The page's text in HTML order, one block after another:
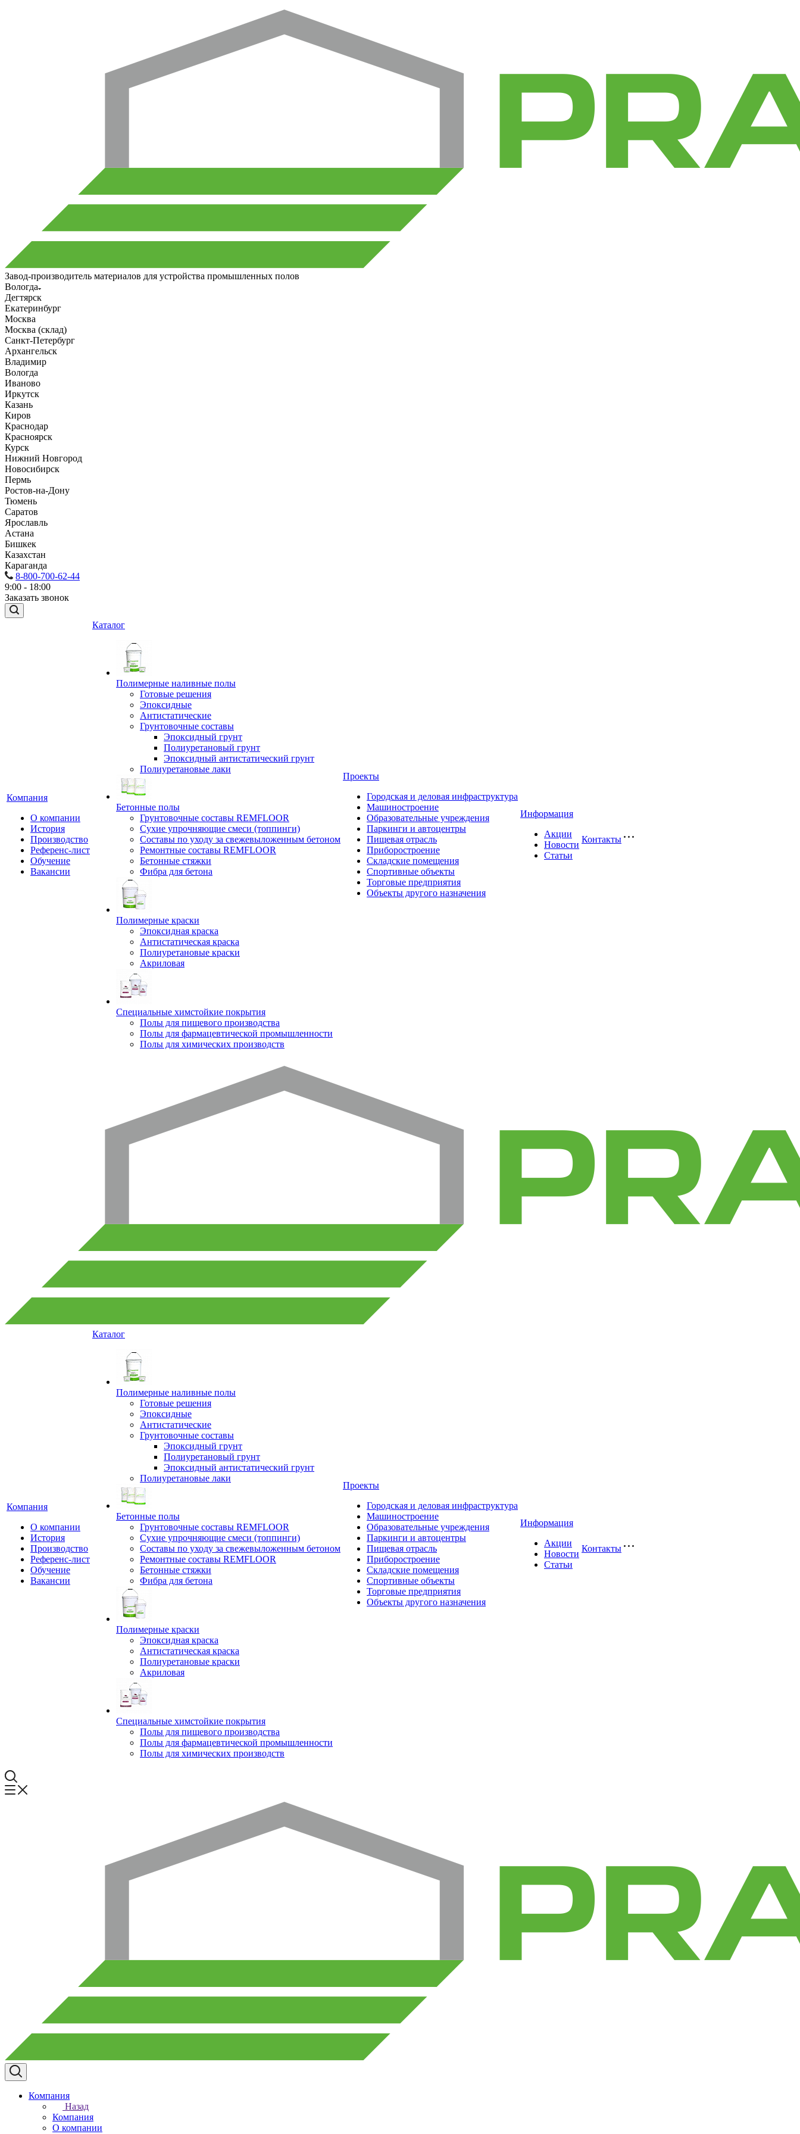
Завод-производитель материалов для устройства промышленных полов
Вологда
Дегтярск
Екатеринбург
Москва
Москва (склад)
Санкт-Петербург
Архангельск
Владимир
Вологда
Иваново
Иркутск
Казань
Киров
Краснодар
Красноярск
Курск
Нижний Новгород
Новосибирск
Пермь
Ростов-на-Дону
Тюмень
Саратов
Ярославль
Астана
Бишкек
Казахстан
Караганда
8-800-700-62-44
9:00 - 18:00
Заказать звонок
Компания
О компании
История
Производство
Референс-лист
Обучение
Вакансии
Каталог
Полимерные наливные полы
Готовые решения
Эпоксидные
Антистатические
Грунтовочные составы
Эпоксидный грунт
Полиуретановый грунт
Эпоксидный антистатический грунт
Полиуретановые лаки
Бетонные полы
Грунтовочные составы REMFLOOR
Сухие упрочняющие смеси (топпинги)
Составы по уходу за свежевыложенным бетоном
Ремонтные составы REMFLOOR
Бетонные стяжки
Фибра для бетона
Полимерные краски
Эпоксидная краска
Антистатическая краска
Полиуретановые краски
Акриловая
Специальные химстойкие покрытия
Полы для пищевого производства
Полы для фармацевтической промышленности
Полы для химических производств
Проекты
Городская и деловая инфраструктура
Машиностроение
Образовательные учреждения
Паркинги и автоцентры
Пищевая отрасль
Приборостроение
Складские помещения
Спортивные объекты
Торговые предприятия
Объекты другого назначения
Информация
Акции
Новости
Статьи
Контакты
Компания
О компании
История
Производство
Референс-лист
Обучение
Вакансии
Каталог
Полимерные наливные полы
Готовые решения
Эпоксидные
Антистатические
Грунтовочные составы
Эпоксидный грунт
Полиуретановый грунт
Эпоксидный антистатический грунт
Полиуретановые лаки
Бетонные полы
Грунтовочные составы REMFLOOR
Сухие упрочняющие смеси (топпинги)
Составы по уходу за свежевыложенным бетоном
Ремонтные составы REMFLOOR
Бетонные стяжки
Фибра для бетона
Полимерные краски
Эпоксидная краска
Антистатическая краска
Полиуретановые краски
Акриловая
Специальные химстойкие покрытия
Полы для пищевого производства
Полы для фармацевтической промышленности
Полы для химических производств
Проекты
Городская и деловая инфраструктура
Машиностроение
Образовательные учреждения
Паркинги и автоцентры
Пищевая отрасль
Приборостроение
Складские помещения
Спортивные объекты
Торговые предприятия
Объекты другого назначения
Информация
Акции
Новости
Статьи
Контакты
Компания
Назад
Компания
О компании